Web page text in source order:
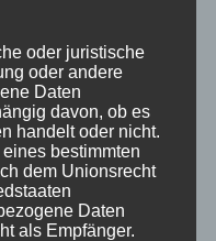
dem Weg lagen
oder juristische
oder andere
Daten
davon, ob es
handelt oder nicht.
bestimmten
dem Unionsrecht
Daten
als Empfänger.